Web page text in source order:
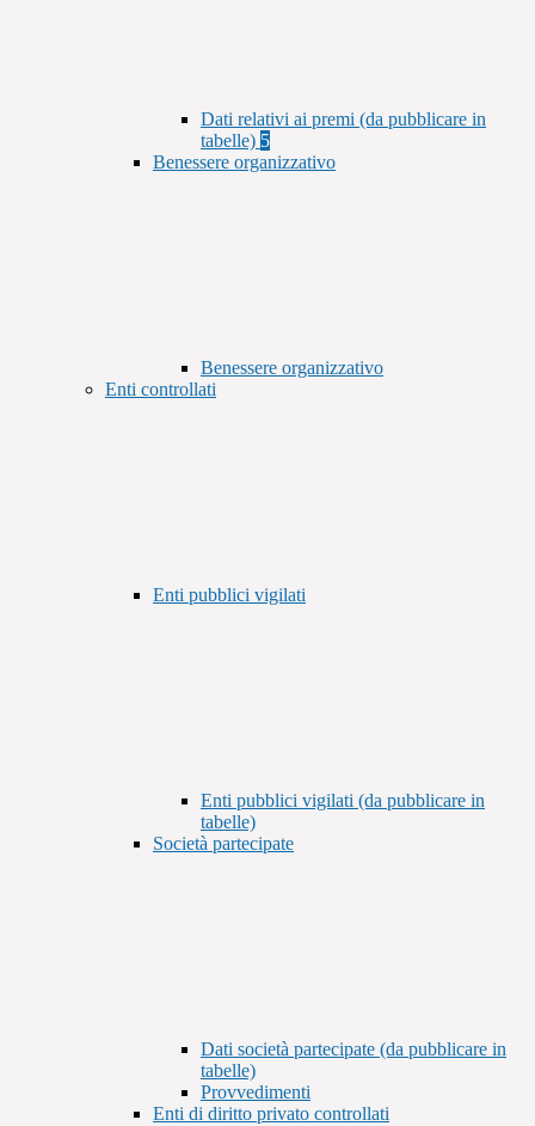
Dati relativi ai premi (da pubblicare in
tabelle) 5
Benessere organizzativo
Benessere organizzativo
Enti controllati
Enti pubblici vigilati
Enti pubblici vigilati (da pubblicare in
tabelle)
Società partecipate
Dati società partecipate (da pubblicare in
tabelle)
Provvedimenti
Enti di diritto privato controllati